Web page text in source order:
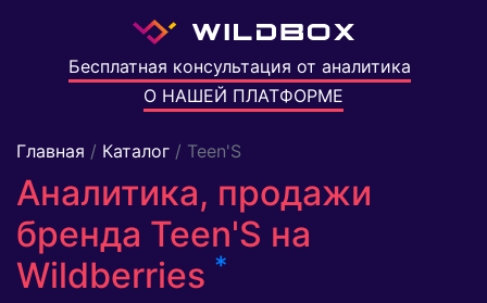
Бесплатная консультация от аналитика
О НАШЕЙ ПЛАТФОРМЕ
Главная / Каталог / Teen'S
Аналитика, продажи
бренда Teen'S на
Wildberries *